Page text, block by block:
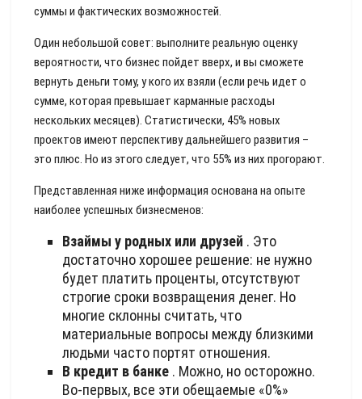
суммы и фактических возможностей.
Один небольшой совет: выполните реальную оценку
вероятности, что бизнес пойдет вверх, и вы сможете
вернуть деньги тому, у кого их взяли (если речь идет о
сумме, которая превышает карманные расходы
нескольких месяцев). Статистически, 45% новых
проектов имеют перспективу дальнейшего развития –
это плюс. Но из этого следует, что 55% из них прогорают.
Представленная ниже информация основана на опыте
наиболее успешных бизнесменов:
Взаймы у родных или друзей . Это
достаточно хорошее решение: не нужно
будет платить проценты, отсутствуют
строгие сроки возвращения денег. Но
многие склонны считать, что
материальные вопросы между близкими
людьми часто портят отношения.
В кредит в банке . Можно, но осторожно.
Во-первых, все эти обещаемые «0%»